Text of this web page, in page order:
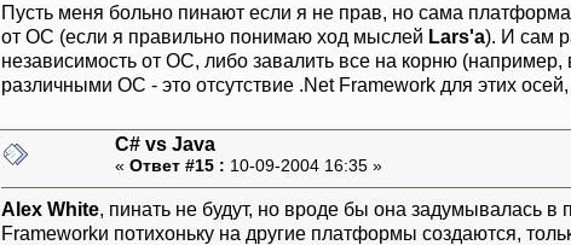
Пусть меня больно пинают если я не прав, но сама
от ОС (если я правильно понимаю ход мыслей Lars'a). И сам
независимость от ОС, либо завалить все на корню
различными ОС - это отсутствие .Net Framework для этих
C# vs Java
« Ответ #15 : 10-09-2004 16:35 »
Alex White, пинать не будут, но вроде бы она задумывалась в
Frameworkи потихоньку на другие платформы создаются,